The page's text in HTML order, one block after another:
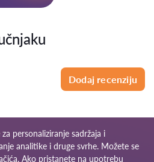
Dodaj recenziju
personaliziranje sadržaja i
analitike i druge svrhe. Možete se
. Ako pristanete na upotrebu